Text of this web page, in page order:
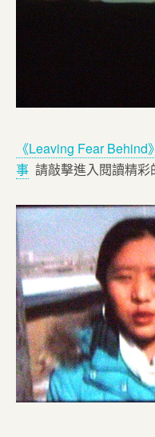
《Leaving Fear
事 請敲擊進入閱讀精彩